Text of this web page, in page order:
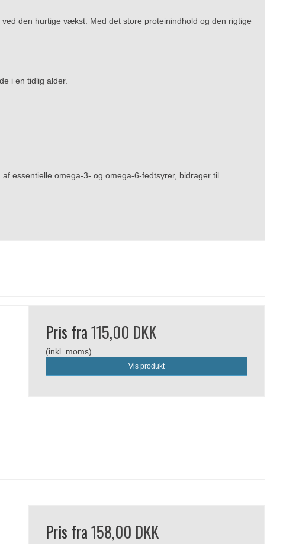
den hurtige vækst. Med det store proteinindhold og den rigtige
i en tidlig alder.
essentielle omega-3- og omega-6-fedtsyrer, bidrager til
Pris fra115,00 DKK
(inkl. moms)
Vis produkt
Pris fra158,00 DKK